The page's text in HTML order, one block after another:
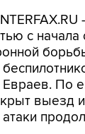
с начала
По
выезд